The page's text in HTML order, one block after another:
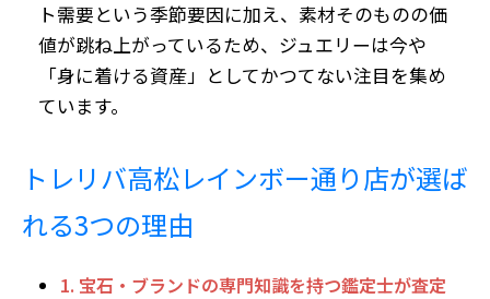
ト需要という季節要因に加え、素材そのものの価
値が跳ね上がっているため、ジュエリーは今や
「身に着ける資産」としてかつてない注目を集め
ています。
トレリバ高松レインボー通り店が選ば
れる3つの理由
1. 宝石・ブランドの専門知識を持つ鑑定士が査定